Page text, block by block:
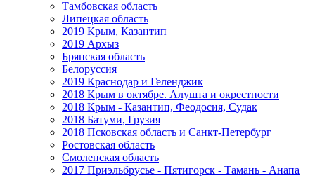
Тамбовская область
Липецкая область
2019 Крым, Казантип
2019 Архыз
Брянская область
Белоруссия
2019 Краснодар и Геленджик
2018 Крым в октябре. Алушта и окрестности
2018 Крым - Казантип, Феодосия, Судак
2018 Батуми, Грузия
2018 Псковская область и Санкт-Петербург
Ростовская область
Смоленская область
2017 Приэльбрусье - Пятигорск - Тамань - Анапа